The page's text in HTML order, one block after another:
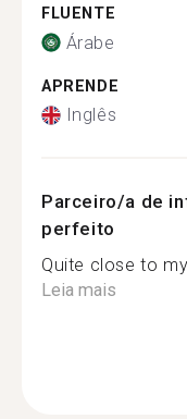
FLUENTE
Árabe
APRENDE
Inglês
Parceiro/a de
perfeito
Quite close to
Leia mais